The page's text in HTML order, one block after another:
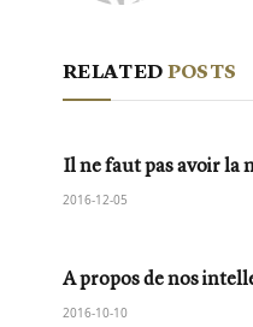
RELATEDPOSTS
Il ne faut pas avoir la
2016-12-05
A propos de nos
2016-10-10